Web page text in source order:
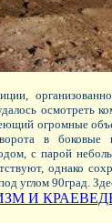
осмотреть
огромные
в
с парой
однако
углом 90град.
И